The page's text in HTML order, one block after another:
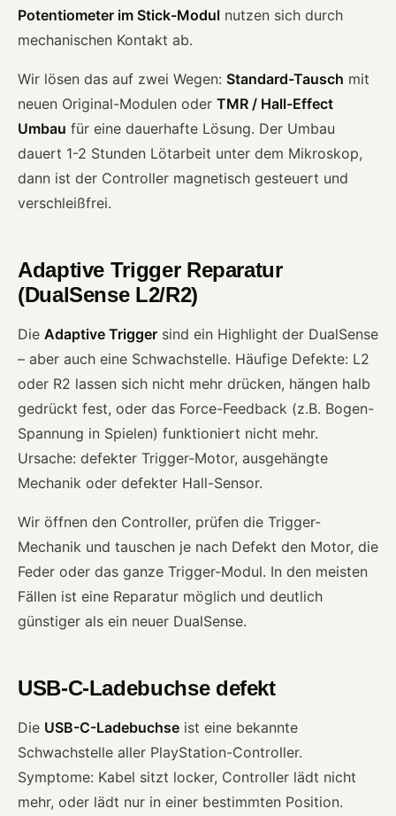
Potentiometer im Stick-Modul nutzen sich durch
mechanischen Kontakt ab.
Wir lösen das auf zwei Wegen: Standard-Tausch mit
neuen Original-Modulen oder TMR / Hall-Effect
Umbau für eine dauerhafte Lösung. Der Umbau
dauert 1-2 Stunden Lötarbeit unter dem Mikroskop,
dann ist der Controller magnetisch gesteuert und
verschleißfrei.
Adaptive Trigger Reparatur
(DualSense L2/R2)
Die Adaptive Trigger sind ein Highlight der DualSense
– aber auch eine Schwachstelle. Häufige Defekte: L2
oder R2 lassen sich nicht mehr drücken, hängen halb
gedrückt fest, oder das Force-Feedback (z.B. Bogen-
Spannung in Spielen) funktioniert nicht mehr.
Ursache: defekter Trigger-Motor, ausgehängte
Mechanik oder defekter Hall-Sensor.
Wir öffnen den Controller, prüfen die Trigger-
Mechanik und tauschen je nach Defekt den Motor, die
Feder oder das ganze Trigger-Modul. In den meisten
Fällen ist eine Reparatur möglich und deutlich
günstiger als ein neuer DualSense.
USB-C-Ladebuchse defekt
Die USB-C-Ladebuchse ist eine bekannte
Schwachstelle aller PlayStation-Controller.
Symptome: Kabel sitzt locker, Controller lädt nicht
mehr, oder lädt nur in einer bestimmten Position.